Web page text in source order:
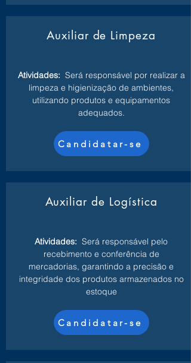
Auxiliar de Limpeza
Atividades: Será responsável por realizar a
limpeza e higienização de ambientes,
utilizando produtos e equipamentos
adequados.
Candidatar-se
Auxiliar de Logística
Atividades: Será responsável pelo
recebimento e conferência de
mercadorias, garantindo a precisão e
integridade dos produtos armazenados no
estoque
Candidatar-se